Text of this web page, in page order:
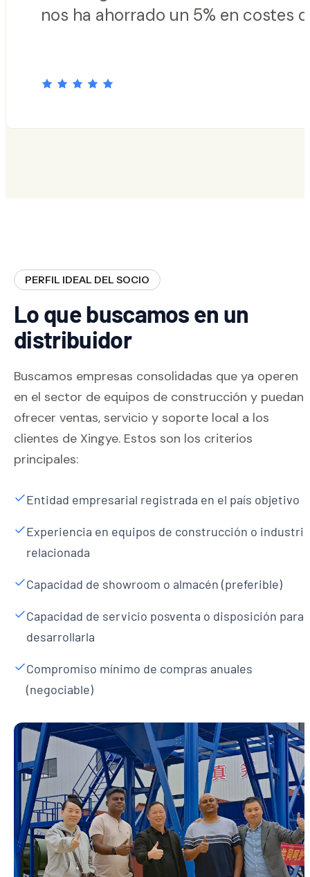
nos ha ahorrado un 5% en costes
PERFIL IDEAL DEL SOCIO
Lo que buscamos en un
distribuidor
Buscamos empresas consolidadas que ya operen
en el sector de equipos de construcción y puedan
ofrecer ventas, servicio y soporte local a los
clientes de Xingye. Estos son los criterios
principales:
Entidad empresarial registrada en el país objetivo
Experiencia en equipos de construcción o industria
relacionada
Capacidad de showroom o almacén (preferible)
Capacidad de servicio posventa o disposición para
desarrollarla
Compromiso mínimo de compras anuales
(negociable)